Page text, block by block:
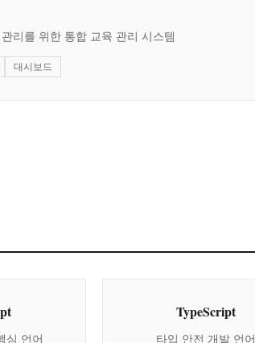
리를 위한 통합 교육 관리 시스템
대시보드
심 언어
TypeScript
타입 안전 개발 언어